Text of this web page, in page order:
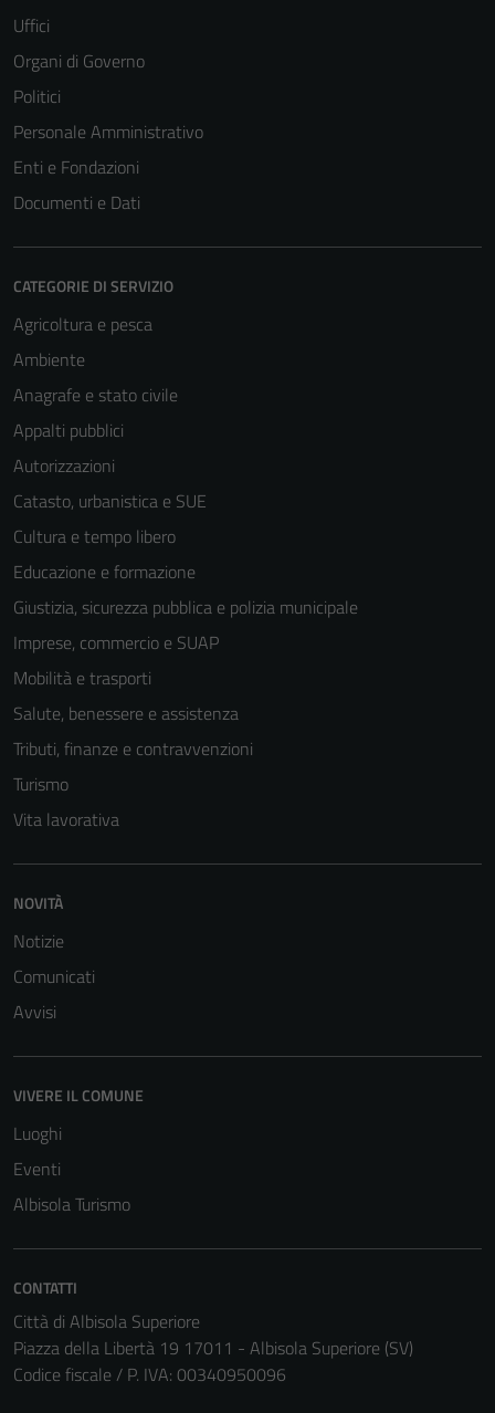
Uffici
Organi di Governo
Politici
Personale Amministrativo
Enti e Fondazioni
Documenti e Dati
CATEGORIE DI SERVIZIO
Agricoltura e pesca
Ambiente
Anagrafe e stato civile
Appalti pubblici
Autorizzazioni
Catasto, urbanistica e SUE
Cultura e tempo libero
Educazione e formazione
Giustizia, sicurezza pubblica e polizia municipale
Imprese, commercio e SUAP
Mobilità e trasporti
Salute, benessere e assistenza
Tributi, finanze e contravvenzioni
Turismo
Vita lavorativa
NOVITÀ
Notizie
Comunicati
Avvisi
VIVERE IL COMUNE
Luoghi
Eventi
Albisola Turismo
CONTATTI
Città di Albisola Superiore
Piazza della Libertà 19 17011 - Albisola Superiore (SV)
Codice fiscale / P. IVA: 00340950096